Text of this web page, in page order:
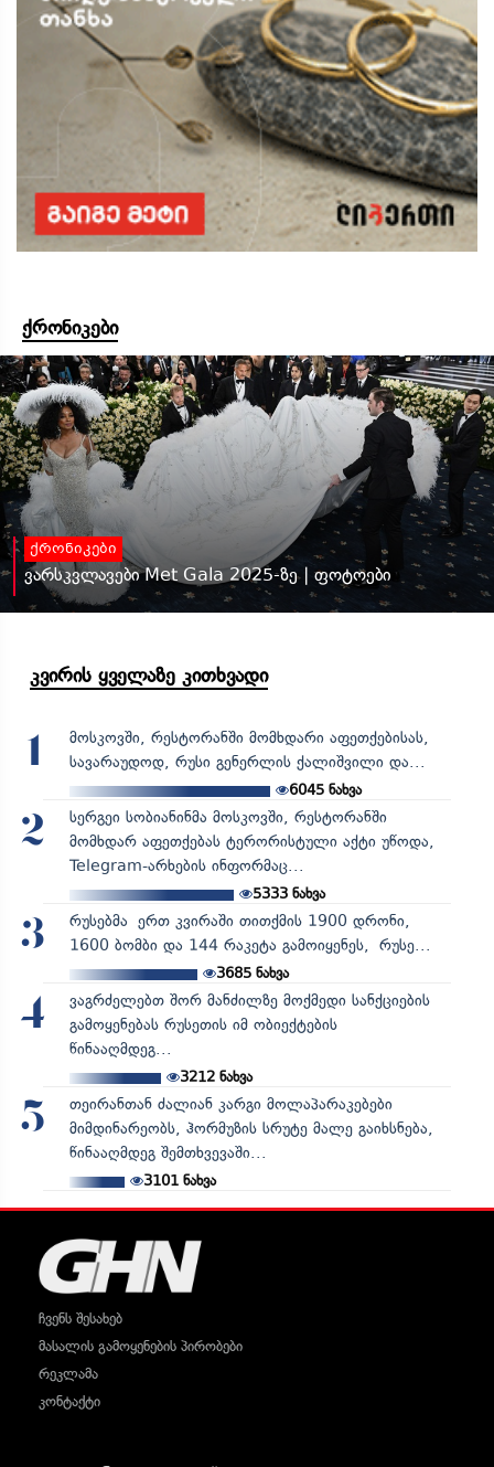
ქრონიკები
ქრონიკები
ვარსკვლავები Met Gala 2025-ზე | ფოტოები
კვირის ყველაზე კითხვადი
1
მოსკოვში, რესტორანში მომხდარი აფეთქებისას,
სავარაუდოდ, რუსი გენერლის ქალიშვილი და...
6045 ნახვა
2
სერგეი სობიანინმა მოსკოვში, რესტორანში
მომხდარ აფეთქებას ტერორისტული აქტი უწოდა,
Telegram-არხების ინფორმაც...
5333ნახვა
3
რუსებმა ერთ კვირაში თითქმის 1900 დრონი,
1600 ბომბი და 144 რაკეტა გამოიყენეს, რუსე...
3685ნახვა
4
ვაგრძელებთ შორ მანძილზე მოქმედი სანქციების
გამოყენებას რუსეთის იმ ობიექტების
წინააღმდეგ...
3212ნახვა
5
თეირანთან ძალიან კარგი მოლაპარაკებები
მიმდინარეობს, ჰორმუზის სრუტე მალე გაიხსნება,
წინააღმდეგ შემთხვევაში...
3101ნახვა
ჩვენს შესახებ
მასალის გამოყენების პირობები
რეკლამა
კონტაქტი